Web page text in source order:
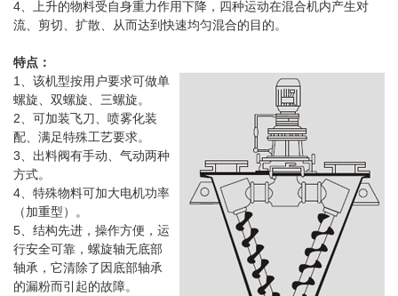
4、上升的物料受自身重力作用下降，四种运动在混合机内产生对
流、剪切、扩散、从而达到快速均匀混合的目的。
特点：
1、该机型按用户要求可做单
螺旋、双螺旋、三螺旋。
2、可加装飞刀、喷雾化装
配、满足特殊工艺要求。
3、出料阀有手动、气动两种
方式。
4、特殊物料可加大电机功率
（加重型）。
5、结构先进，操作方便，运
行安全可靠，螺旋轴无底部
轴承，它清除了因底部轴承
的漏粉而引起的故障。